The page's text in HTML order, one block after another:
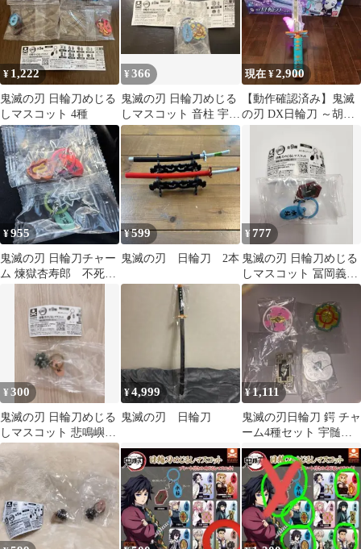
¥ 1,222
鬼滅の刃 日輪刀めじる
しマスコット 4種
¥366
鬼滅の刃 日輪刀めじる
しマスコット 音柱 宇隨
天元
現在 ¥2,900
【動作確認済み】鬼滅
の刃 DX日輪刀 ～胡蝶
BANDAI
¥955
鬼滅の刃 日輪刀チャー
ム 煉獄杏寿郎 不死川
¥599
鬼滅の刃 日輪刀 2本
¥777
鬼滅の刃 日輪刀めじる
しマスコット 冨岡義勇
水柱
¥300
鬼滅の刃 日輪刀めじる
しマスコット 悲鳴嶼行
冥
¥4,999
鬼滅の刃 日輪刀
¥1,111
鬼滅の刃日輪刀 鍔 チャ
ーム4種セット 宇髄天
元栗花落カナヲ時透無
一郎我妻善逸